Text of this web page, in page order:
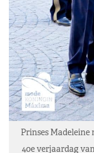
Prinses
40e verjaardag